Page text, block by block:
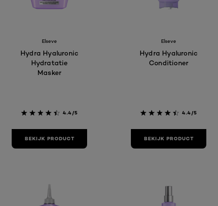
Elseve
Hydra Hyaluronic
Hydratatie
Masker
4.4/5
BEKIJK PRODUCT
Elseve
Hydra Hyaluronic
Conditioner
4.4/5
BEKIJK PRODUCT